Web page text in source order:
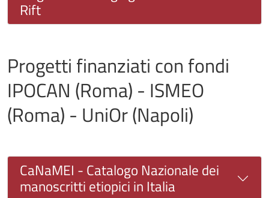
Rift
Progetti finanziati con fondi
IPOCAN (Roma) - ISMEO
(Roma) - UniOr (Napoli)
CaNaMEI - Catalogo Nazionale dei
manoscritti etiopici in Italia